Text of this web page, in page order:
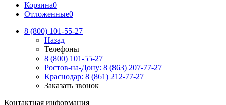
Корзина0
Отложенные0
8 (800) 101-55-27
Назад
Телефоны
8 (800) 101-55-27
Ростов-на-Дону: 8 (863) 207-77-27
Краснодар: 8 (861) 212-77-27
Заказать звонок
Контактная информация